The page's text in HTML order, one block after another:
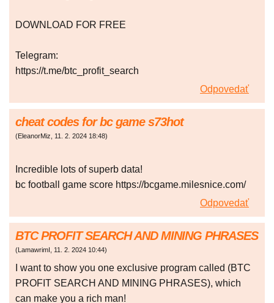
DOWNLOAD FOR FREE
Telegram:
https://t.me/btc_profit_search
Odpovedať
cheat codes for bc game s73hot
(EleanorMiz 11. 2. 2024 18:48)
Incredible lots of superb data!
bc football game score https://bcgame.milesnice.com/
Odpovedať
BTC PROFIT SEARCH AND MINING PHRASES
(LamawrimI 11. 2. 2024 10:44)
I want to show you one exclusive program called (BTC
PROFIT SEARCH AND MINING PHRASES), which
can make you a rich man!